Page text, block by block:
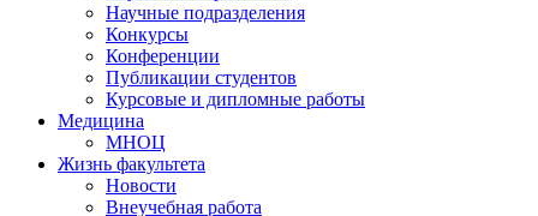
Научные подразделения
Конкурсы
Конференции
Публикации студентов
Курсовые и дипломные работы
Медицина
МНОЦ
Жизнь факультета
Новости
Внеучебная работа